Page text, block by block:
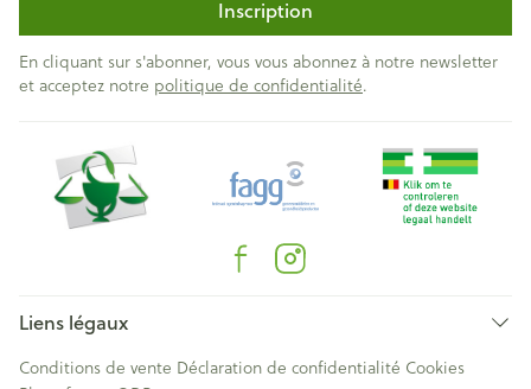
Inscription
En cliquant sur s'abonner, vous vous abonnez à notre newsletter
et acceptez notre politique de confidentialité.
Liens légaux
Conditions de vente Déclaration de confidentialité Cookies